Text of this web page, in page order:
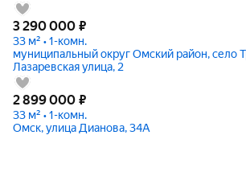
3 290 000 ₽
33 м² • 1-комн.
муниципальный округ Омский район, село
Лазаревская улица, 2
2 899 000 ₽
33 м² • 1-комн.
Омск, улица Дианова, 34А